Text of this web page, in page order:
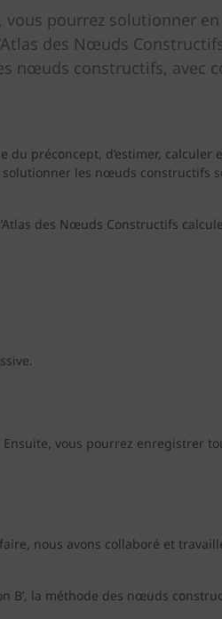
vous pourrez solutionner
des Nœuds
nœuds constructifs, avec
préconcept, d’estimer,
les nœuds
des Nœuds Constructifs
vous pourrez enregistrer
nous avons collaboré et
B’, la méthode des nœuds